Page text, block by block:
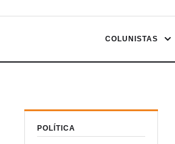
COLUNISTAS
POLÍTICA